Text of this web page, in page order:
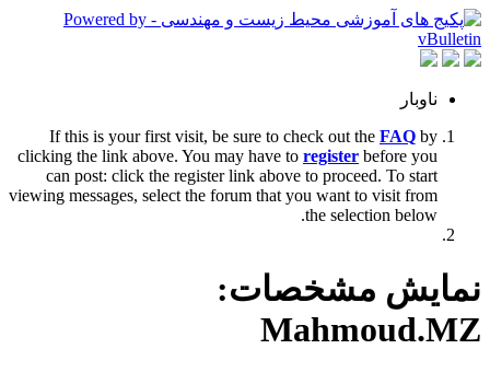
ناوبار
If this is your first visit, be sure to check out the FAQ by
clicking the link above. You may have to register before you
can post: click the register link above to proceed. To start
viewing messages, select the forum that you want to visit from
the selection below.
نمایش مشخصات:
Mahmoud.MZ